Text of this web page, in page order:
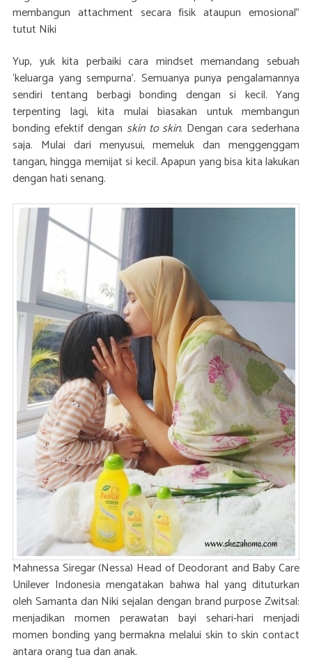
membangun attachment secara fisik ataupun emosional”
tutut Niki
Yup, yuk kita perbaiki cara mindset memandang sebuah
‘keluarga yang sempurna’. Semuanya punya pengalamannya
sendiri tentang berbagi bonding dengan si kecil. Yang
terpenting lagi, kita mulai biasakan untuk membangun
bonding efektif dengan skin to skin. Dengan cara sederhana
saja. Mulai dari menyusui, memeluk dan menggenggam
tangan, hingga memijat si kecil. Apapun yang bisa kita lakukan
dengan hati senang.
Mahnessa Siregar (Nessa) Head of Deodorant and Baby Care
Unilever Indonesia mengatakan bahwa hal yang dituturkan
oleh Samanta dan Niki sejalan dengan brand purpose Zwitsal:
menjadikan momen perawatan bayi sehari-hari menjadi
momen bonding yang bermakna melalui skin to skin contact
antara orang tua dan anak.